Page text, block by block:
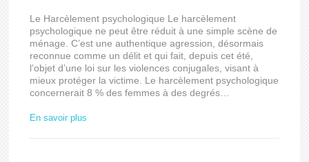
Le Harcèlement psychologique Le harcèlement
psychologique ne peut être réduit à une simple scène de
ménage. C’est une authentique agression, désormais
reconnue comme un délit et qui fait, depuis cet été,
l’objet d’une loi sur les violences conjugales, visant à
mieux protéger la victime. Le harcèlement psychologique
concernerait 8 % des femmes à des degrés…
En savoir plus